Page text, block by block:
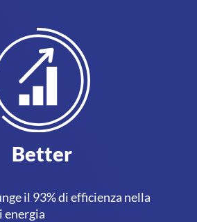
Better
il 93% di efficienza nella
energia